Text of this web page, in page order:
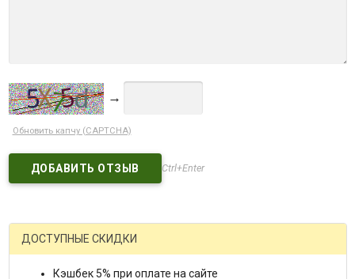
→
Обновить капчу (CAPTCHA)
Ctrl+Enter
ДОСТУПНЫЕ СКИДКИ
Кэшбек 5% при оплате на сайте